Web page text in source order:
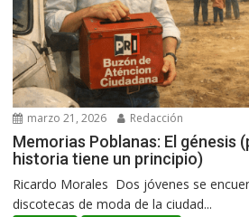
marzo 21, 2026 Redacción
Memorias Poblanas: El génesis
historia tiene un principio)
Ricardo Morales Dos jóvenes se
discotecas de moda de la ciudad...